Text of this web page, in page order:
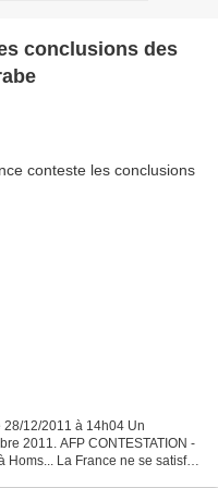
conclusions des
12/2011 à 14h04 Un
2011. AFP CONTESTATION -
La France ne se satisfait